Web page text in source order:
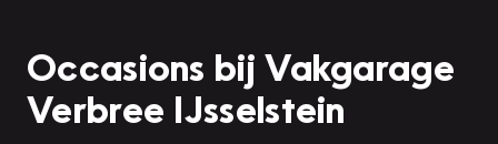
Occasions bij Vakgarage
Verbree IJsselstein